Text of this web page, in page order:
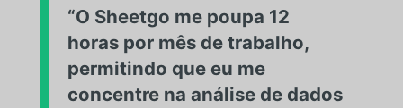
“O Sheetgo me poupa 12
horas por mês de trabalho,
permitindo que eu me
concentre na análise de dados